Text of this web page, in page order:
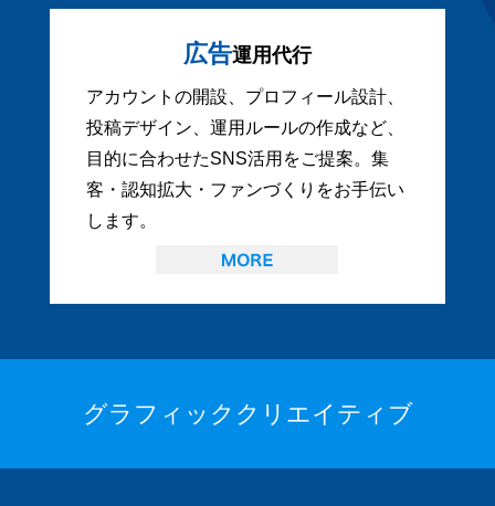
広告運用代行
アカウントの開設、プロフィール設計、
投稿デザイン、運用ルールの作成など、
目的に合わせたSNS活用をご提案。集
客・認知拡大・ファンづくりをお手伝い
します。
グラフィッククリエイティブ